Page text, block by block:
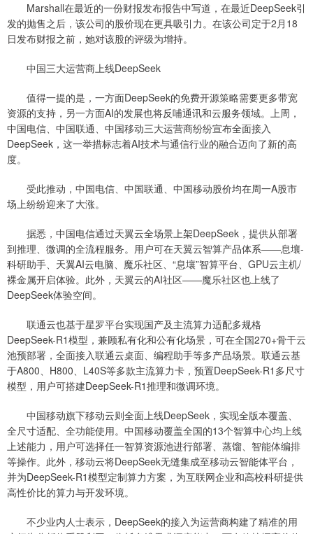
Marshall在最近的一份财报发布报告中写道，在最近DeepSeek引
发的抛售之后，该公司的股价现在更具吸引力。在该公司定于2月18
日发布财报之前，她对该股的评级为增持。
中国三大运营商上线DeepSeek
值得一提的是，一方面DeepSeek的免费开源策略需要更多带宽
资源的支持，另一方面AI的发展也将反哺通讯和云服务领域。上周，
中国电信、中国联通、中国移动三大运营商纷纷宣布全面接入
DeepSeek，这一举措标志着AI技术与通信行业的融合迈向了新的高
度。
受此推动，中国电信、中国联通、中国移动股价均在周一A股市
场上纷纷迎来了大涨。
据悉，中国电信通过天翼云全场景上架DeepSeek，提供从部署
到推理、微调的全流程服务。用户可在天翼云智算产品体系——息壤-
科研助手、天翼AI云电脑、魔乐社区、“息壤”智算平台、GPU云主机/
裸金属开启体验。此外，天翼云的AI社区——魔乐社区也上线了
DeepSeek体验空间。
联通云也基于星罗平台实现国产及主流算力适配多规格
DeepSeek-R1模型，兼顾私有化和公有化场景，可在全国270+骨干云
池预部署，全面接入联通云桌面、编程助手等多产品场景。联通云基
于A800、H800、L40S等多款主流算力卡，预置DeepSeek-R1多尺寸
模型，用户可搭建DeepSeek-R1推理和微调环境。
中国移动旗下移动云则全面上线DeepSeek，实现全版本覆盖、
全尺寸适配、全功能使用。中国移动覆盖全国的13个智算中心均上线
上述能力，用户可选择任一智算资源池进行部署、蒸馏、智能体编排
等操作。此外，移动云将DeepSeek无缝集成至移动云智能体平台，
并为DeepSeek-R1模型定制算力方案，为互联网企业和高校科研提供
高性价比的算力与开发环境。
不少业内人士表示，DeepSeek的接入为运营商构建了精准的用